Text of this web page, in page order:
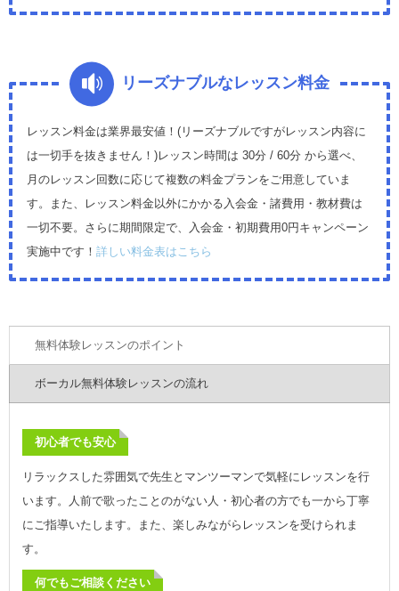
リーズナブルなレッスン料金
レッスン料金は業界最安値！(リーズナブルですがレッスン内容に
は一切手を抜きません！)レッスン時間は 30分 / 60分 から選べ、
月のレッスン回数に応じて複数の料金プランをご用意していま
す。また、レッスン料金以外にかかる入会金・諸費用・教材費は
一切不要。さらに期間限定で、入会金・初期費用0円キャンペーン
実施中です！ 詳しい料金表はこちら
無料体験レッスンのポイント
ボーカル無料体験レッスンの流れ
初心者でも安心
リラックスした雰囲気で先生とマンツーマンで気軽にレッスンを行
います。人前で歌ったことのがない人・初心者の方でも一から丁寧
にご指導いたします。また、楽しみながらレッスンを受けられま
す。
何でもご相談ください